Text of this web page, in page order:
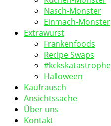
Nasch-Monster
Einmach-Monster
Extrawurst
Frankenfoods
Recipe Swaps
#kekskatastrophe
Halloween
Kaufrausch
Ansichtssache
Über uns
Kontakt